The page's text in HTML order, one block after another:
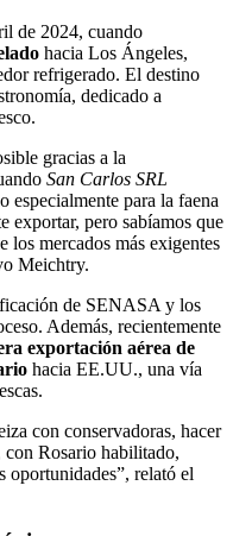
de 2024, cuando
hacia Los Ángeles,
refrigerado. El destino
dedicado a
gracias a la
San Carlos SRL
para la faena
exportar, pero sabíamos que
los mercados más exigentes
Meichtry.
de SENASA y los
Además, recientemente
exportación aérea de
hacia EE.UU., una vía
con conservadoras, hacer
con Rosario habilitado,
oportunidades”, relató el